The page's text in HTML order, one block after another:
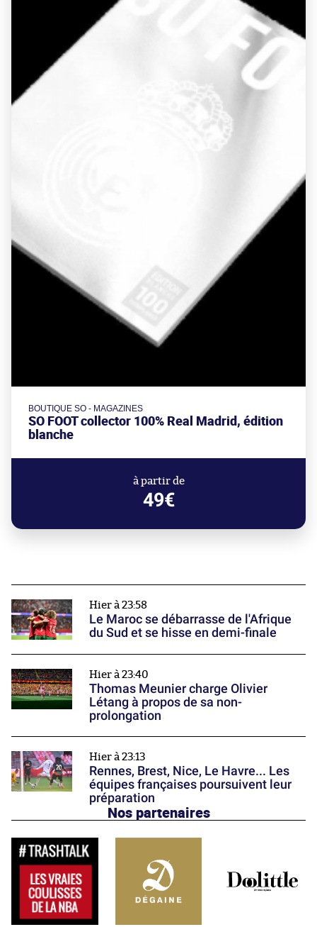
BOUTIQUE SO - MAGAZINES
SO FOOT collector 100% Real Madrid, édition
blanche
à partir de
49€
Hier à 23:58
Le Maroc se débarrasse de l'Afrique
du Sud et se hisse en demi-finale
Hier à 23:40
Thomas Meunier charge Olivier
Létang à propos de sa non-
prolongation
Hier à 23:13
Rennes, Brest, Nice, Le Havre... Les
équipes françaises poursuivent leur
préparation
Nos partenaires